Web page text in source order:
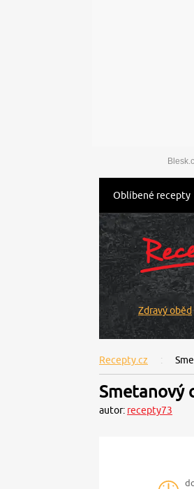
Oblíbené recepty
Zdravý oběd
Recepty.cz
Smetanový
autor: recepty73